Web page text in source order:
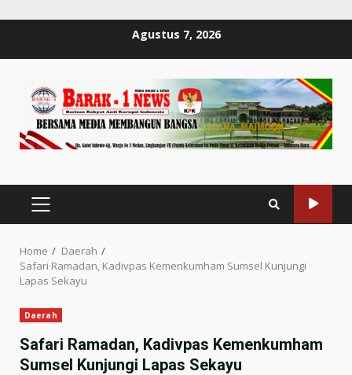
Agustus 7, 2026
PRIMARY
MENU
Home
Daerah
Safari Ramadan, Kadivpas Kemenkumham Sumsel Kunjungi
Lapas Sekayu
Daerah
Safari Ramadan, Kadivpas Kemenkumham
Sumsel Kunjungi Lapas Sekayu